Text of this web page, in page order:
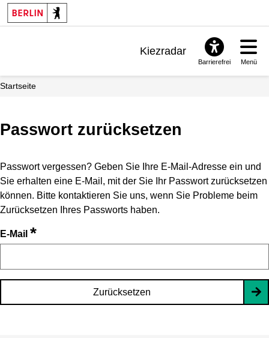
Kiezradar
Barrierefrei Menü
Startseite
Passwort zurücksetzen
Passwort vergessen? Geben Sie Ihre E-Mail-Adresse ein und
Sie erhalten eine E-Mail, mit der Sie Ihr Passwort zurücksetzen
können. Bitte kontaktieren Sie uns, wenn Sie Probleme beim
Zurücksetzen Ihres Passworts haben.
E-Mail *
Zurücksetzen